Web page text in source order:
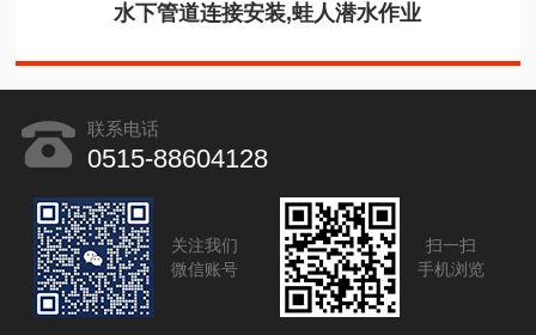
水下管道连接安装,蛙人潜水作业
联系电话
0515-88604128
关注我们
微信账号
扫一扫
手机浏览